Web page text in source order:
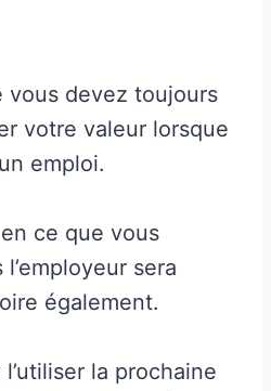
vous devez toujours
votre valeur lorsque
emploi.
ce que vous
sera
également.
la prochaine